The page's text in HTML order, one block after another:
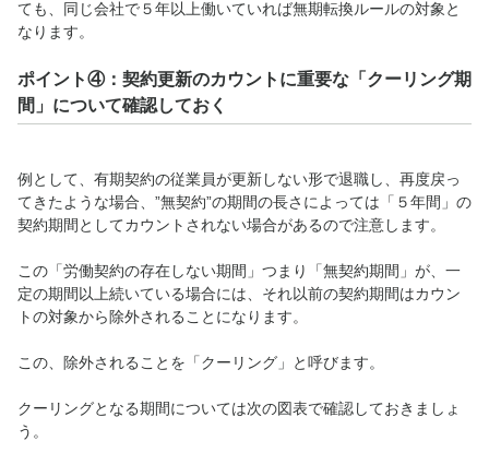
ても、同じ会社で５年以上働いていれば無期転換ルールの対象と
なります。
ポイント④：契約更新のカウントに重要な「クーリング期
間」について確認しておく
例として、有期契約の従業員が更新しない形で退職し、再度戻っ
てきたような場合、”無契約”の期間の長さによっては「５年間」の
契約期間としてカウントされない場合があるので注意します。
この「労働契約の存在しない期間」つまり「無契約期間」が、一
定の期間以上続いている場合には、それ以前の契約期間はカウン
トの対象から除外されることになります。
この、除外されることを「クーリング」と呼びます。
クーリングとなる期間については次の図表で確認しておきましょ
う。